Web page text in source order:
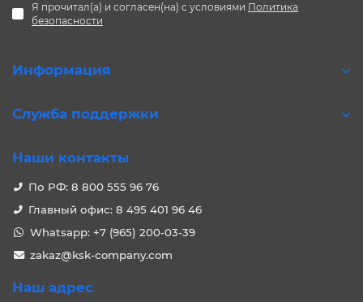
Я прочитал(а) и согласен(на) с условиями Политика
безопасности
Информация
Служба поддержки
Наши контакты
По РФ: 8 800 555 96 76
Главный офис: 8 495 401 96 46
Whatsapp: +7 (965) 200-03-39
zakaz@ksk-company.com
Наш адрес